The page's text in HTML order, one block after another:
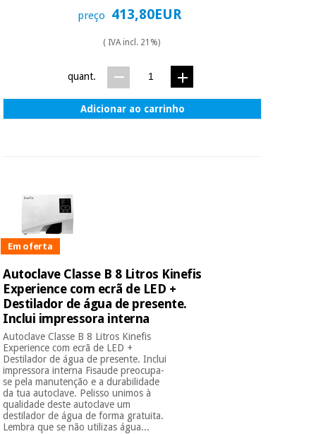
preço 413,80EUR
( IVA incl. 21%)
quant.
Adicionar ao carrinho
Em oferta
Autoclave Classe B 8 Litros Kinefis
Experience com ecrã de LED +
Destilador de água de presente.
Inclui impressora interna
Autoclave Classe B 8 Litros Kinefis
Experience com ecrã de LED +
Destilador de água de presente. Inclui
impressora interna Fisaude preocupa-
se pela manutenção e a durabilidade
da tua autoclave. Pelisso unimos à
qualidade deste autoclave um
destilador de água de forma gratuita.
Lembra que se não utilizas água...